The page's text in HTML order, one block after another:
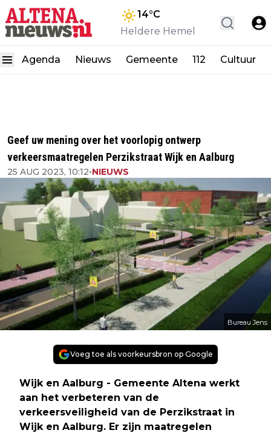
14°C
Heldere Hemel
Agenda Nieuws Gemeente 112 Cultuur
Geef uw mening over het voorlopig ontwerp
verkeersmaatregelen Perzikstraat Wijk en Aalburg
25 AUG 2023, 10:12•NIEUWS
Bureau Jens
Voeg toe als voorkeursbron op Google
Wijk en Aalburg - Gemeente Altena werkt
aan het verbeteren van de
verkeersveiligheid van de Perzikstraat in
Wijk en Aalburg. Er zijn maatregelen